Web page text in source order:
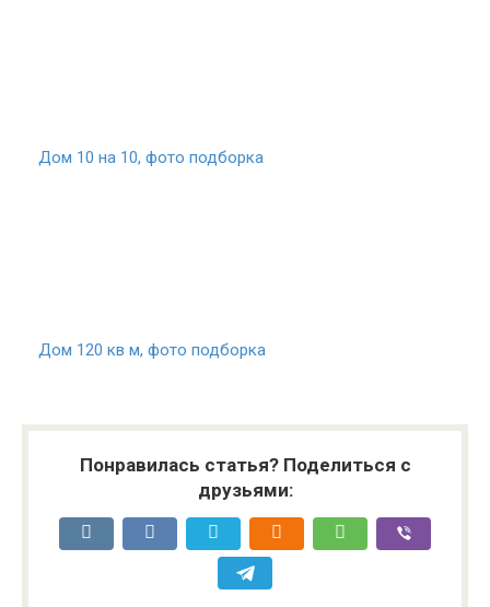
Дом 10 на 10, фото подборка
Дом 120 кв м, фото подборка
Понравилась статья? Поделиться с
друзьями: